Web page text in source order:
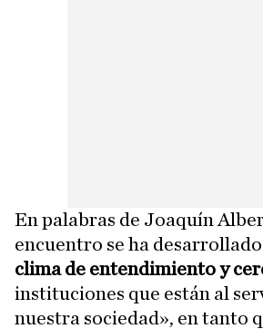
En palabras de Joaquín
encuentro se ha
clima de entendimiento y
instituciones que están al
nuestra sociedad», en tanto